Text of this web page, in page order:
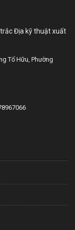
Địa kỹ thuật xuất
Tố Hữu, Phường